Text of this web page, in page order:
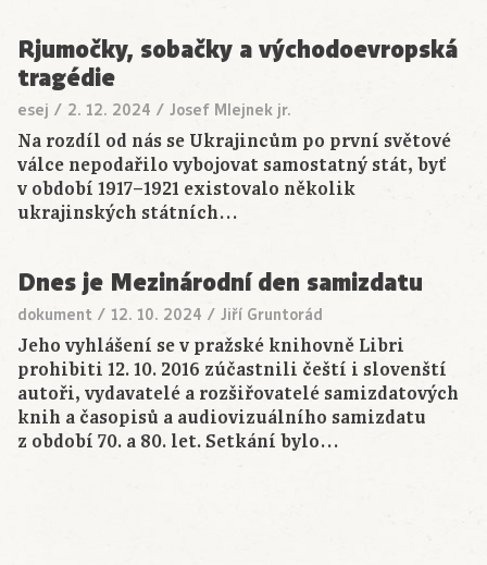
Rjumočky, sobačky a východoevropská
tragédie
esej / 2. 12. 2024 / Josef Mlejnek jr.
Na rozdíl od nás se Ukrajincům po první světové
válce nepodařilo vybojovat samostatný stát, byť
v období 1917–1921 existovalo několik
ukrajinských státních…
Dnes je Mezinárodní den samizdatu
dokument / 12. 10. 2024 / Jiří Gruntorád
Jeho vyhlášení se v pražské knihovně Libri
prohibiti 12. 10. 2016 zúčastnili čeští i slovenští
autoři, vydavatelé a rozšiřovatelé samizdatových
knih a časopisů a audiovizuálního samizdatu
z období 70. a 80. let. Setkání bylo…